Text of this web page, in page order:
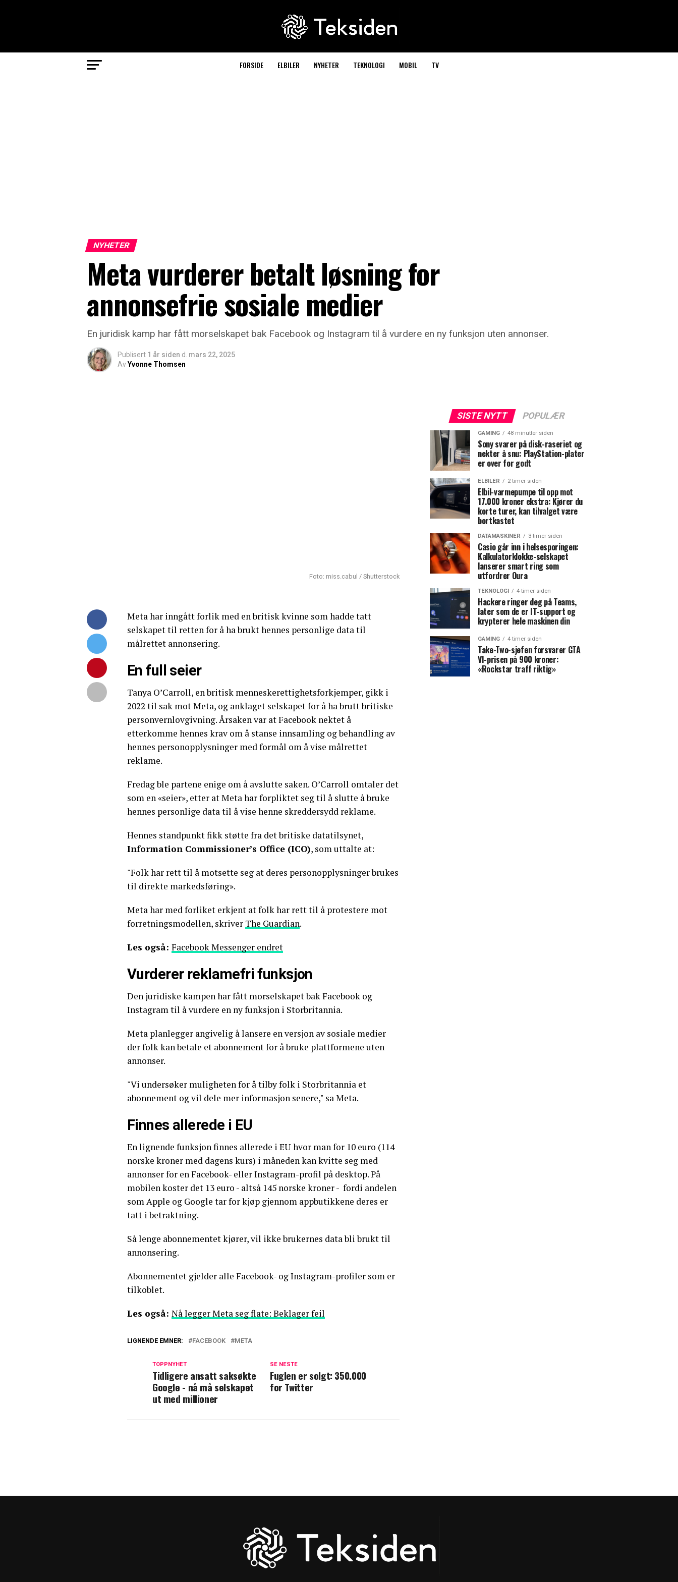
FORSIDE ELBILER NYHETER TEKNOLOGI MOBIL TV
NYHETER
Meta vurderer betalt løsning for
annonsefrie sosiale medier
En juridisk kamp har fått morselskapet bak Facebook og Instagram til å vurdere en ny funksjon uten annonser.
Publisert 1 år siden d. mars 22, 2025
AvYvonne Thomsen
Foto: miss.cabul / Shutterstock
Meta har inngått forlik med en britisk kvinne som hadde tatt
selskapet til retten for å ha brukt hennes personlige data til
målrettet annonsering.
En full seier
Tanya O’Carroll, en britisk menneskerettighetsforkjemper, gikk i
2022 til sak mot Meta, og anklaget selskapet for å ha brutt britiske
personvernlovgivning. Årsaken var at Facebook nektet å
etterkomme hennes krav om å stanse innsamling og behandling av
hennes personopplysninger med formål om å vise målrettet
reklame.
Fredag ble partene enige om å avslutte saken. O’Carroll omtaler det
som en «seier», etter at Meta har forpliktet seg til å slutte å bruke
hennes personlige data til å vise henne skreddersydd reklame.
Hennes standpunkt fikk støtte fra det britiske datatilsynet,
Information Commissioner’s Office (ICO), som uttalte at:
"Folk har rett til å motsette seg at deres personopplysninger brukes
til direkte markedsføring».
Meta har med forliket erkjent at folk har rett til å protestere mot
forretningsmodellen, skriver The Guardian.
Les også: Facebook Messenger endret
Vurderer reklamefri funksjon
Den juridiske kampen har fått morselskapet bak Facebook og
Instagram til å vurdere en ny funksjon i Storbritannia.
Meta planlegger angivelig å lansere en versjon av sosiale medier
der folk kan betale et abonnement for å bruke plattformene uten
annonser.
"Vi undersøker muligheten for å tilby folk i Storbritannia et
abonnement og vil dele mer informasjon senere," sa Meta.
Finnes allerede i EU
En lignende funksjon finnes allerede i EU hvor man for 10 euro (114
norske kroner med dagens kurs) i måneden kan kvitte seg med
annonser for en Facebook- eller Instagram-profil på desktop. På
mobilen koster det 13 euro - altså 145 norske kroner - fordi andelen
som Apple og Google tar for kjøp gjennom appbutikkene deres er
tatt i betraktning.
Så lenge abonnementet kjører, vil ikke brukernes data bli brukt til
annonsering.
Abonnementet gjelder alle Facebook- og Instagram-profiler som er
tilkoblet.
Les også: Nå legger Meta seg flate: Beklager feil
LIGNENDE EMNER: FACEBOOK META
SE NESTE
Fuglen er solgt: 350.000
for Twitter
TOPPNYHET
Tidligere ansatt saksøkte
Google - nå må selskapet
ut med millioner
SISTE NYTT POPULÆR
GAMING 48 minutter siden
Sony svarer på disk-raseriet og
nekter å snu: PlayStation-plater
er over for godt
ELBILER 2 timer siden
Elbil-varmepumpe til opp mot
17.000 kroner ekstra: Kjører du
korte turer, kan tilvalget være
bortkastet
DATAMASKINER 3 timer siden
Casio går inn i helsesporingen:
Kalkulatorklokke-selskapet
lanserer smart ring som
utfordrer Oura
TEKNOLOGI 4 timer siden
Hackere ringer deg på Teams,
later som de er IT-support og
krypterer hele maskinen din
GAMING 4 timer siden
Take-Two-sjefen forsvarer GTA
VI-prisen på 900 kroner:
«Rockstar traff riktig»